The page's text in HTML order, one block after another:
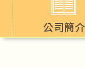
公司簡介